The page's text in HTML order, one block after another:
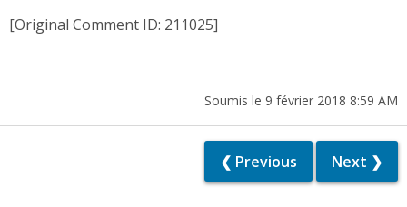
[Original Comment ID: 211025]
Soumis le 9 février 2018 8:59 AM
❮ Previous Next ❯